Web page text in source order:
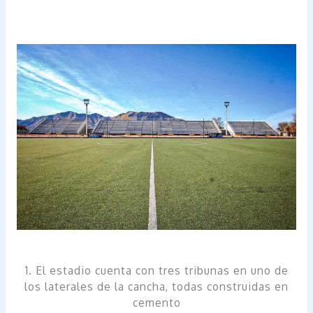
1. El estadio cuenta con tres tribunas en uno de
los laterales de la cancha, todas construidas en
cemento